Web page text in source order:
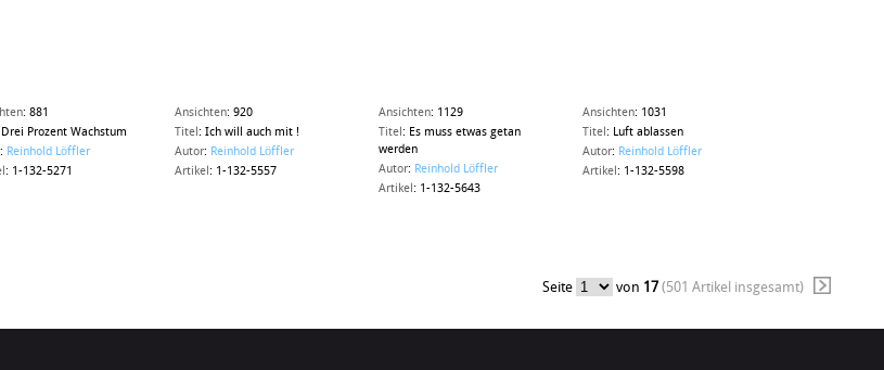
: 881
Drei Prozent Wachstum
: Reinhold Löffler
: 1-132-5271
Ansichten: 920
Titel : Ich will auch mit !
Autor: Reinhold Löffler
Artikel : 1-132-5557
Ansichten: 1129
Titel : Es muss etwas getan
werden
Autor: Reinhold Löffler
Artikel : 1-132-5643
Ansichten: 1031
Titel : Luft ablassen
Autor: Reinhold Löffler
Artikel : 1-132-5598
Seite von 17 (501 Artikel insgesamt)